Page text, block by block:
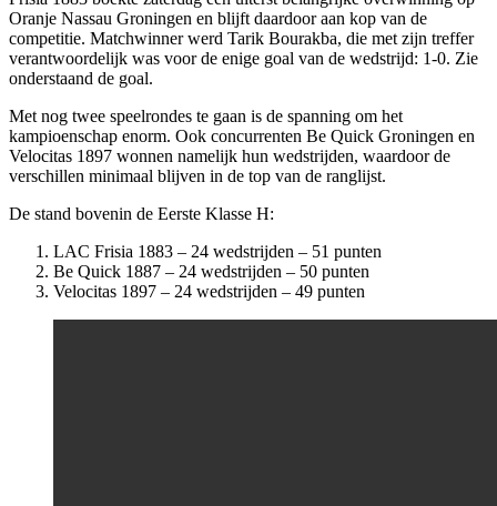
Oranje Nassau Groningen en blijft daardoor aan kop van de
competitie. Matchwinner werd Tarik Bourakba, die met zijn treffer
verantwoordelijk was voor de enige goal van de wedstrijd: 1-0. Zie
onderstaand de goal.
Met nog twee speelrondes te gaan is de spanning om het
kampioenschap enorm. Ook concurrenten Be Quick Groningen en
Velocitas 1897 wonnen namelijk hun wedstrijden, waardoor de
verschillen minimaal blijven in de top van de ranglijst.
De stand bovenin de Eerste Klasse H:
LAC Frisia 1883 – 24 wedstrijden – 51 punten
Be Quick 1887 – 24 wedstrijden – 50 punten
Velocitas 1897 – 24 wedstrijden – 49 punten